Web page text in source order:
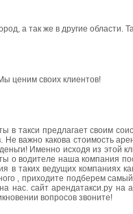
а так же в другие области.
ценим своих клиентов!
в такси предлагает своим
важно какова стоимость
Именно исходя из этой
о водителе наша компания
таких ведущих компаниях
, приходите подберем
сайт арендатакси.ру на
вопросов звоните!